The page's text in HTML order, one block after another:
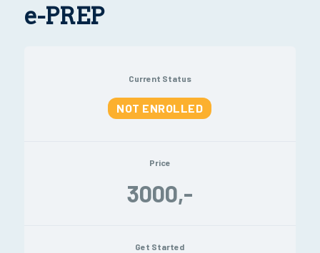
e-PREP
Current Status
NOT ENROLLED
Price
3000,-
Get Started